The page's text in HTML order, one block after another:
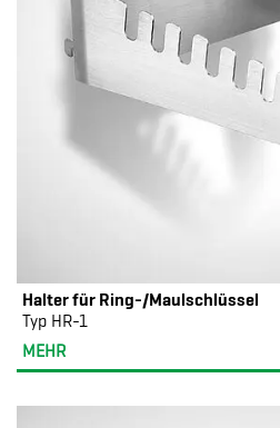
Halter für Ring-/Maulschlüssel
Typ HR-1
MEHR